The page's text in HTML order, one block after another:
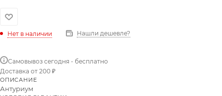
Нет в наличии Нашли дешевле?
Самовывоз сегодня - бесплатно
Доставка от 200 ₽
ОПИСАНИЕ
Антуриум